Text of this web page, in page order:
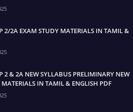
2/2A EXAM STUDY MATERIALS IN TAMIL &
2 & 2A NEW SYLLABUS PRELIMINARY NEW
IN TAMIL & ENGLISH PDF